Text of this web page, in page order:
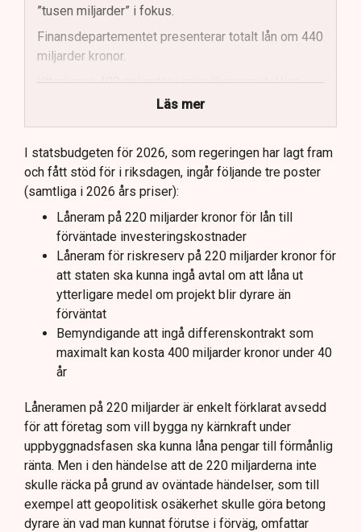
”tusen miljarder” i fokus.
Finansdepartementet presenterar totalt lån om 440
miljarder kronor.
Ytterligare 400 miljarder i prissäkringsavtal kan
påverka statens kostnader.
Totala uppskattade kostnader inkluderar bland
annat möjliga kostnader för slutförvar.
Regeringen och Miljöpartiet har olika syn på
investeringens nödvändighet.
Läs mer
I statsbudgeten för 2026, som regeringen har lagt fram
och fått stöd för i riksdagen, ingår följande tre poster
(samtliga i 2026 års priser):
Låneram på 220 miljarder kronor för lån till
förväntade investeringskostnader
Låneram för riskreserv på 220 miljarder kronor för
att staten ska kunna ingå avtal om att låna ut
ytterligare medel om projekt blir dyrare än
förväntat
Bemyndigande att ingå differenskontrakt som
maximalt kan kosta 400 miljarder kronor under 40
år
Låneramen på 220 miljarder är enkelt förklarat avsedd
för att företag som vill bygga ny kärnkraft under
uppbyggnadsfasen ska kunna låna pengar till förmånlig
ränta. Men i den händelse att de 220 miljarderna inte
skulle räcka på grund av oväntade händelser, som till
exempel att geopolitisk osäkerhet skulle göra betong
dyrare än vad man kunnat förutse i förväg, omfattar